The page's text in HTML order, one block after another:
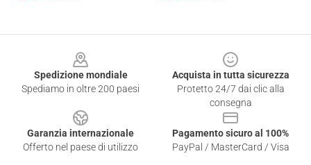
Spedizione mondiale
Spediamo in oltre 200 paesi
Acquista in tutta sicurezza
Protetto 24/7 dai clic alla
consegna
Garanzia internazionale
Offerto nel paese di utilizzo
Pagamento sicuro al 100%
PayPal / MasterCard / Visa